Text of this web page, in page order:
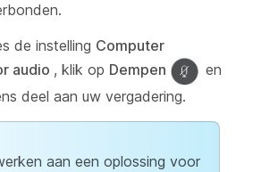
de instelling Computer
audio , klik op Dempen
en
deel aan uw vergadering.
aan een oplossing voor